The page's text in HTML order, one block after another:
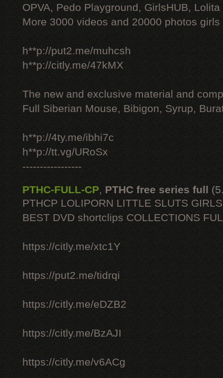
OPVA, Pedo Playground, GirlsHUB, Lolita
More 3000 videos and 20000 photos
h**p://put2.me/muhcsh
h**p://citly.me/47kMX
The new and exclusive material and
Full Siberian Mouse, Bibigon, Syrup,
h**p://4ty.me/ibhi7c
h**p://tt.vg/URoSx
-----------------
PTHC-FULL-CP, PTHC free series full
PTHCP LOLIPORN LITTLE SLUTS
BEST DVD shortclips COLLECTIONS
https://citly.me/xtc1Y
https://put2.me/tidrqi
https://citly.me/eDZB2
https://citly.me/BzAJI
https://citly.me/v6ACg